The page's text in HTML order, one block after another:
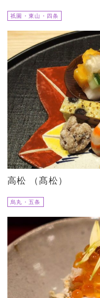
祇園・東山・四条
高松 （髙松）
烏丸・五条